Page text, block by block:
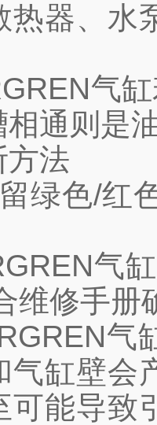
热器、水
气
通则是
方法
绿色/红
气
维修手册
气
气缸壁会
可能导致